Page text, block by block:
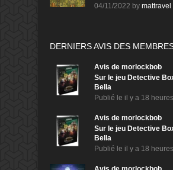
04/11/2022 by mattravel
DERNIERS AVIS DES
Avis de morlockbob
Sur le jeu Detective
Bella
Publié le il y a 18 heures
Avis de morlockbob
Sur le jeu Detective
Bella
Publié le il y a 18 heures